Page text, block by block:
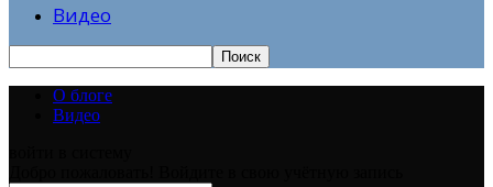
Видео
О блоге
Видео